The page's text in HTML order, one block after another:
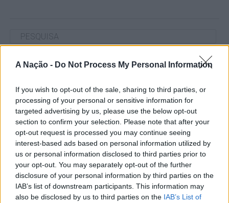
A Nação - Do Not Process My Personal Information
If you wish to opt-out of the sale, sharing to third parties, or
processing of your personal or sensitive information for
targeted advertising by us, please use the below opt-out
section to confirm your selection. Please note that after your
opt-out request is processed you may continue seeing
interest-based ads based on personal information utilized by
us or personal information disclosed to third parties prior to
your opt-out. You may separately opt-out of the further
disclosure of your personal information by third parties on the
IAB’s list of downstream participants. This information may
also be disclosed by us to third parties on the IAB’s List of
ARTIGOS RECENTES
com vitória do francês Luca Van Assche
Castelo Branco: “Bienal Internacional de Artes e Ofícios”
promete afirmar artesanato, património e inovação como
“motores de desenvolvimento económico e cultural” do
município português
Covilhã: Especialista aponta investimento estrangeiro e
valorização imobiliária como motores do crescimento da
Beira Interior